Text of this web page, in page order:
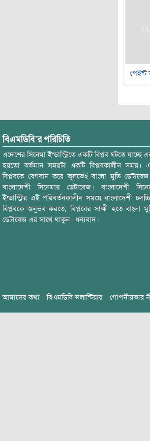
পেইন্ট
বিএমডিবি’র পরিচিতি
এদেশের সিনেমা ইন্ডাস্ট্রিতে একটি বিপ্লব ঘটতে যাচ্ছে
হয়তো বর্তমান সময়টা একটি বিপ্লবকালীন সময়।
বিপ্লবকে বেগবান করে তুলতেই বাংলা মুভি
বাংলাদেশী সিনেমার ডেটাবেজ। বাংলাদেশী
ইন্ডাস্ট্রির এই পরিবর্তনকালীন সময়ে বাংলাদেশী
বিপ্লবকে অনুভব করতে, বিপ্লবের সাক্ষী হতে বাংলা
ডেটাবেজ এর সাথে থাকুন। ধন্যবাদ।
আমাদের কথা বিএমডিবি ভলান্টিয়ার গোপনীয়তার